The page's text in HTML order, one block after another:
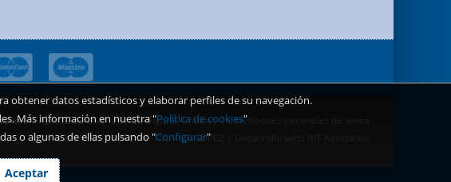
obtener datos estadísticos y elaborar perfiles de su navegación.
Más información en nuestra "Política de cookies"
o algunas de ellas pulsando "Configurar"
Aceptar
| Política de Cookies|Configurar Cookies|Condiciones generales de venta
® 2026 ORTOPEDIA TÉCNICA LÓPEZ | Desarrollo web: